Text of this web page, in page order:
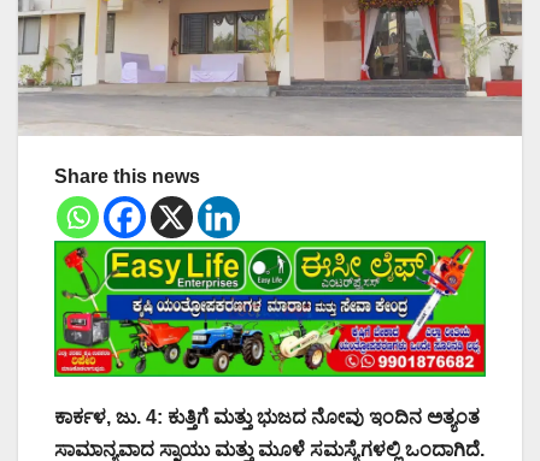
Share this news
ಕಾರ್ಕಳ, ಜು. 4: ಕುತ್ತಿಗೆ ಮತ್ತು ಭುಜದ ನೋವು ಇಂದಿನ ಅತ್ಯಂತ
ಸಾಮಾನ್ಯವಾದ ಸ್ನಾಯು ಮತ್ತು ಮೂಳೆ ಸಮಸ್ಯೆಗಳಲ್ಲಿ ಒಂದಾಗಿದೆ.